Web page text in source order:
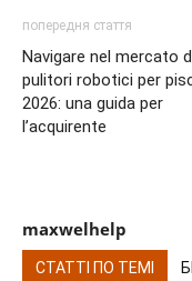
попередня стаття
Navigare nel mercato
pulitori robotici per
2026: una guida per
l’acquirente
maxwelhelp
СТАТТІ ПО ТЕМІ